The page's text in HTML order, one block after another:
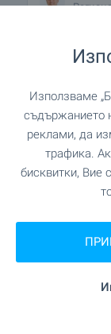
Използваме
съдържанието
реклами, да
трафика.
бисквитки, Вие